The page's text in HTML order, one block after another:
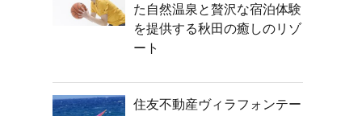
た自然温泉と贅沢な宿泊体験
を提供する秋田の癒しのリゾ
ート
住友不動産ヴィラフォンテー